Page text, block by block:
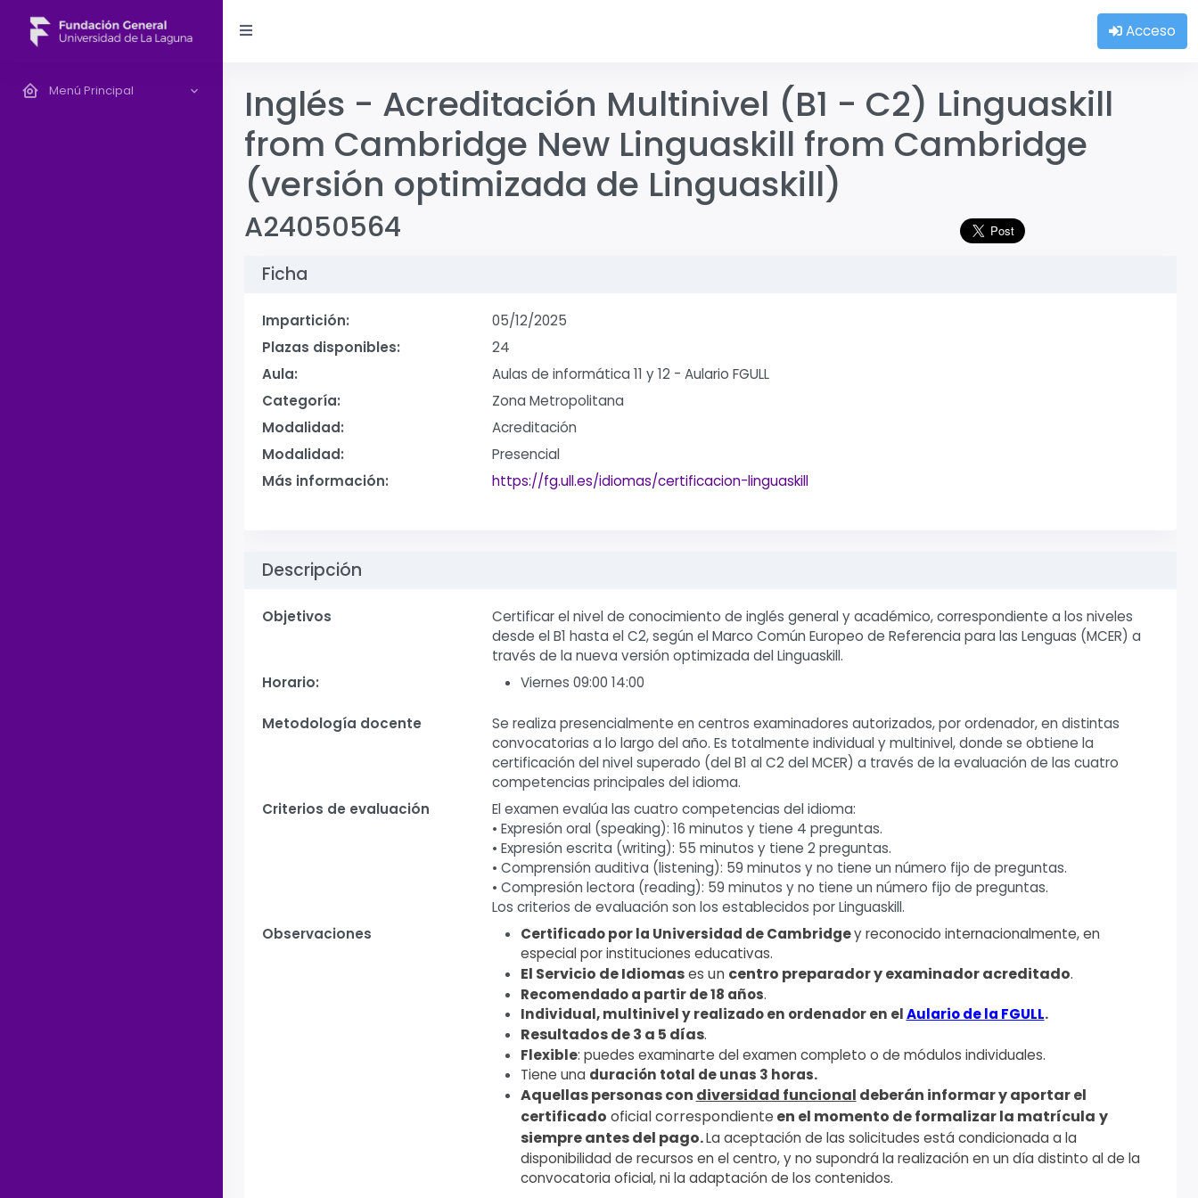
Acceso
Menú Principal
Inglés - Acreditación Multinivel (B1 - C2) Linguaskill
from Cambridge New Linguaskill from Cambridge
(versión optimizada de Linguaskill)
A24050564
Ficha
Impartición:
05/12/2025
Plazas disponibles:
24
Aula:
Aulas de informática 11 y 12 - Aulario FGULL
Categoría:
Zona Metropolitana
Modalidad:
Acreditación
Modalidad:
Presencial
Más información:
https://fg.ull.es/idiomas/certificacion-linguaskill
Descripción
Objetivos
Certificar el nivel de conocimiento de inglés general y académico, correspondiente a los niveles
desde el B1 hasta el C2, según el Marco Común Europeo de Referencia para las Lenguas (MCER) a
través de la nueva versión optimizada del Linguaskill.
Horario:
Viernes 09:00 14:00
Metodología docente
Se realiza presencialmente en centros examinadores autorizados, por ordenador, en distintas
convocatorias a lo largo del año. Es totalmente individual y multinivel, donde se obtiene la
certificación del nivel superado (del B1 al C2 del MCER) a través de la evaluación de las cuatro
competencias principales del idioma.
Criterios de evaluación
El examen evalúa las cuatro competencias del idioma:
• Expresión oral (speaking): 16 minutos y tiene 4 preguntas.
• Expresión escrita (writing): 55 minutos y tiene 2 preguntas.
• Comprensión auditiva (listening): 59 minutos y no tiene un número fijo de preguntas.
• Compresión lectora (reading): 59 minutos y no tiene un número fijo de preguntas.
Los criterios de evaluación son los establecidos por Linguaskill.
Observaciones
Certificado por la Universidad de Cambridgey reconocido internacionalmente, en
especial por instituciones educativas.
El Servicio de Idiomases un centro preparador y examinador acreditado.
Recomendado a partir de 18 años.
Individual, multinivel y realizado en ordenador en elAulario de la FGULL.
Resultados de 3 a 5 días.
Flexible: puedes examinarte del examen completo o de módulos individuales.
Tiene una duración total de unas 3 horas.
Aquellas personas con diversidad funcional deberán informar y aportar el
certificado oficial correspondiente en el momento de formalizar la matrícula y
siempre antes del pago.La aceptación de las solicitudes está condicionada a la
disponibilidad de recursos en el centro, y no supondrá la realización en un día distinto al de la
convocatoria oficial, ni la adaptación de los contenidos.